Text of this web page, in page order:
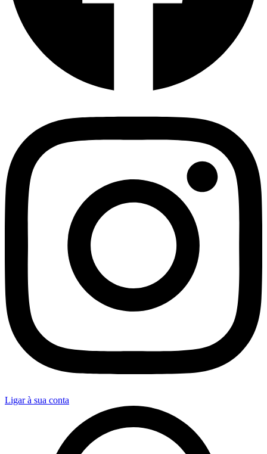
Ligar à sua conta